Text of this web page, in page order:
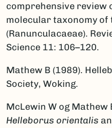
comprehensive review
molecular taxonomy of
(Ranunculacaeae).
Science 11: 106–120.
Mathew B (1989).
Society, Woking.
McLewin W og Mathew
Helleborus orientalis